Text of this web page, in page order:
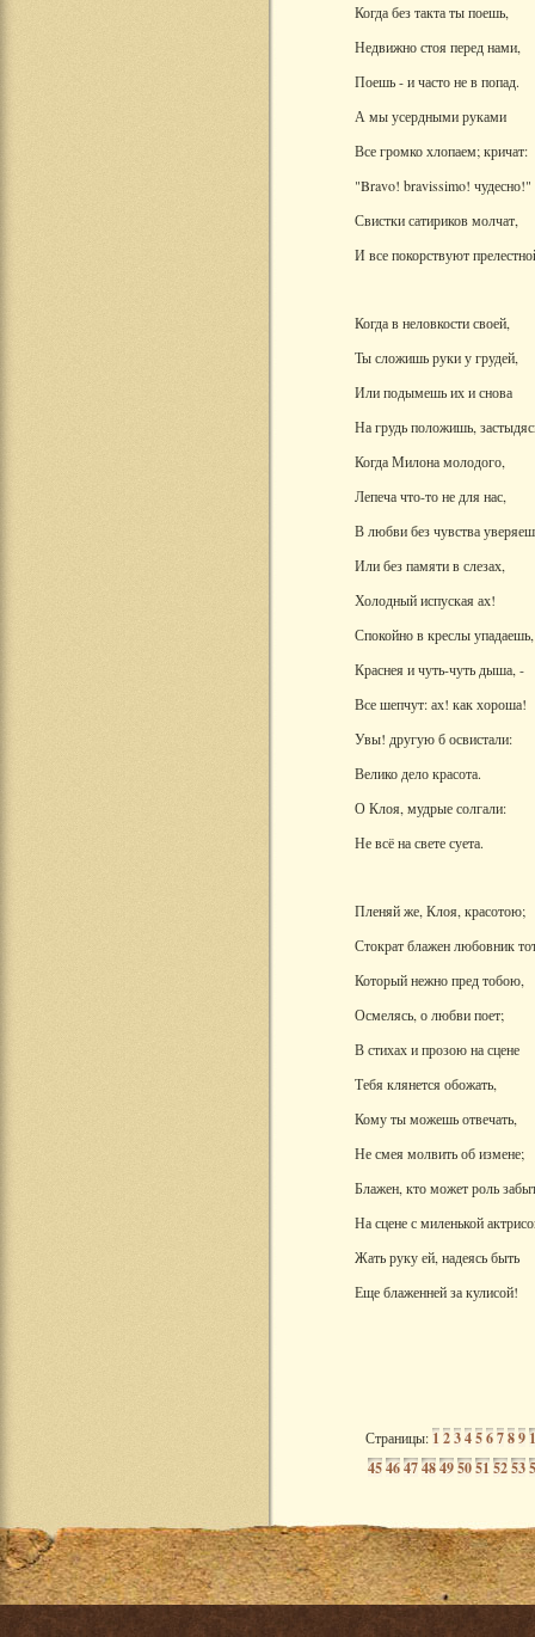
Когда без такта ты поешь,
Недвижно стоя перед нами,
Поешь - и часто не в попад.
А мы усердными руками
Все громко хлопаем; кричат:
"Bravo! bravissimo! чудесно!"
Свистки сатириков молчат,
И все покорствуют
Когда в неловкости своей,
Ты сложишь руки у грудей,
Или подымешь их и снова
На грудь положишь,
Когда Милона молодого,
Лепеча что-то не для нас,
В любви без чувства
Или без памяти в слезах,
Холодный испуская ах!
Спокойно в креслы упадаешь,
Краснея и чуть-чуть дыша, -
Все шепчут: ах! как хороша!
Увы! другую б освистали:
Велико дело красота.
О Клоя, мудрые солгали:
Не всё на свете суета.
Пленяй же, Клоя, красотою;
Стократ блажен любовник
Который нежно пред тобою,
Осмелясь, о любви поет;
В стихах и прозою на сцене
Тебя клянется обожать,
Кому ты можешь отвечать,
Не смея молвить об измене;
Блажен, кто может роль
На сцене с миленькой
Жать руку ей, надеясь быть
Еще блаженней за кулисой!
Страницы:1 23456789
454647484950515253